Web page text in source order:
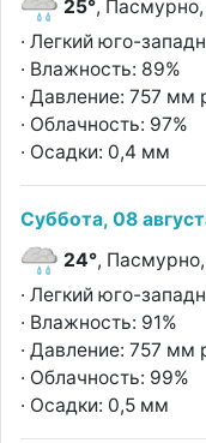
25°,
· Легкий юго-
· Влажность: 89%
· Давление: 757 мм
· Облачность: 97%
· Осадки: 0,4 мм
Суббота, 08
24°,
· Легкий юго-
· Влажность: 91%
· Давление: 757 мм
· Облачность: 99%
· Осадки: 0,5 мм